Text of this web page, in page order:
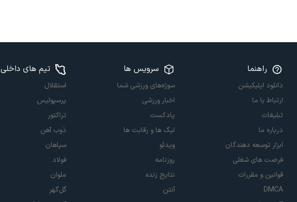
راهنما
دانلود اپلیکیشن
ارتباط با ما
تبلیغات
درباره ما
ابزار توسعه دهندگان
فرصت های شغلی
قوانین و مقررات
DMCA
سرویس ها
سوژه‌های ورزشی شما
اخبار ورزشی
پادکست
لیگ ها و رقابت ها
ویدئو
روزنامه
نتایج زنده
آنتن
تیم های داخلی
استقلال
پرسپولیس
تراکتور
ذوب آهن
سپاهان
فولاد
ملوان
گل‌گهر